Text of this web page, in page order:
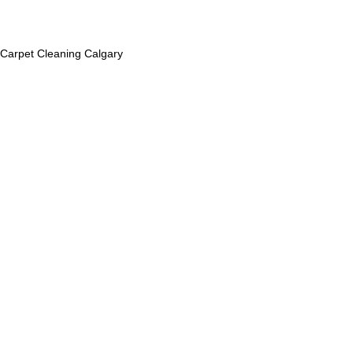
Carpet Cleaning Calgary